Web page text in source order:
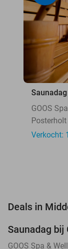
GOOS
Posterholt
Verkocht:
Deals in
TODAY
Saunadag bij
GOOS Spa &